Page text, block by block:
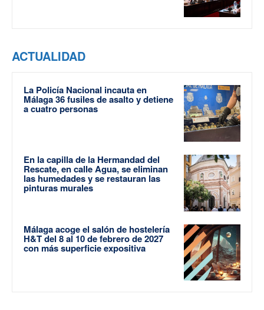
ACTUALIDAD
La Policía Nacional incauta en
Málaga 36 fusiles de asalto y detiene
a cuatro personas
En la capilla de la Hermandad del
Rescate, en calle Agua, se eliminan
las humedades y se restauran las
pinturas murales
Málaga acoge el salón de hostelería
H&T del 8 al 10 de febrero de 2027
con más superficie expositiva